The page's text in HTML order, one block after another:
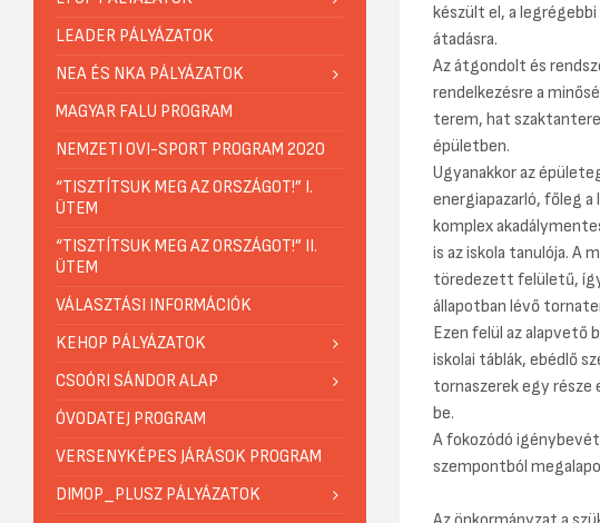
készült el, a
átadásra.
Az átgondolt és
rendelkezésre a
terem, hat
épületben.
Ugyanakkor az
energiapazarló, főleg a
komplex
is az iskola tanulója. A
töredezett felületű,
állapotban lévő
Ezen felül az alapvető
iskolai táblák, ebédlő
tornaszerek egy része
be.
A fokozódó
szempontból
LEADER PÁLYÁZATOK
NEA ÉS NKA PÁLYÁZATOK
MAGYAR FALU PROGRAM
NEMZETI OVI-SPORT PROGRAM 2020
“TISZTÍTSUK MEG AZ ORSZÁGOT!” I.
ÜTEM
“TISZTÍTSUK MEG AZ ORSZÁGOT!” II.
ÜTEM
VÁLASZTÁSI INFORMÁCIÓK
KEHOP PÁLYÁZATOK
CSOÓRI SÁNDOR ALAP
ÓVODATEJ PROGRAM
VERSENYKÉPES JÁRÁSOK PROGRAM
DIMOP_PLUSZ PÁLYÁZATOK